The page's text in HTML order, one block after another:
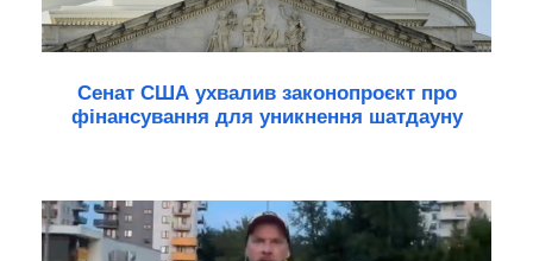
Сенат США ухвалив законопроєкт про
фінансування для уникнення шатдауну